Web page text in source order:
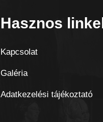
Hasznos
Kapcsolat
Galéria
Adatkezelési tájékoztató